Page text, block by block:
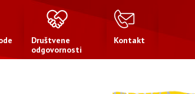
Društvene
odgovornosti
Kontakt